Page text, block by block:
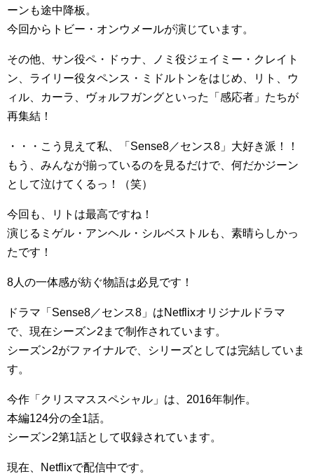
ーンも途中降板。
今回からトビー・オンウメールが演じています。
その他、サン役ペ・ドゥナ、ノミ役ジェイミー・クレイト
ン、ライリー役タペンス・ミドルトンをはじめ、リト、ウ
ィル、カーラ、ヴォルフガングといった「感応者」たちが
再集結！
・・・こう見えて私、「Sense8／センス8」大好き派！！
もう、みんなが揃っているのを見るだけで、何だかジーン
として泣けてくるっ！（笑）
今回も、リトは最高ですね！
演じるミゲル・アンヘル・シルベストルも、素晴らしかっ
たです！
8人の一体感が紡ぐ物語は必見です！
ドラマ「Sense8／センス8」はNetflixオリジナルドラマ
で、現在シーズン2まで制作されています。
シーズン2がファイナルで、シリーズとしては完結していま
す。
今作「クリスマススペシャル」は、2016年制作。
本編124分の全1話。
シーズン2第1話として収録されています。
現在、Netflixで配信中です。